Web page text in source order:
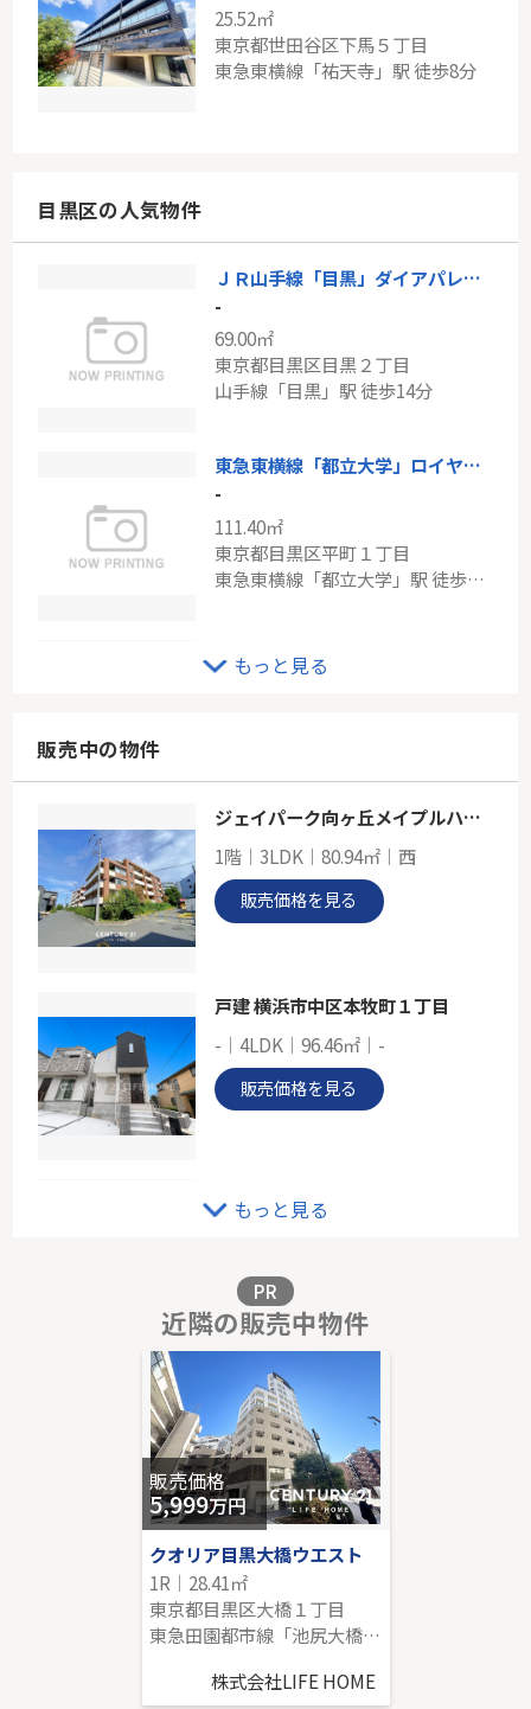
25.52㎡
東京都世田谷区下馬５丁目
東急東横線「祐天寺」駅 徒歩8分
目黒区の人気物件
ＪＲ山手線「目黒」ダイアパレスシェルトワレ目黒
-
69.00㎡
東京都目黒区目黒２丁目
山手線「目黒」駅 徒歩14分
東急東横線「都立大学」ロイヤルハウス都立大学
-
111.40㎡
東京都目黒区平町１丁目
東急東横線「都立大学」駅 徒歩3分
-
もっと見る
販売中の物件
ジェイパーク向ヶ丘メイプルハウス
1階｜3LDK｜80.94㎡｜西
販売価格を見る
戸建 横浜市中区本牧町１丁目
-｜4LDK｜96.46㎡｜-
販売価格を見る
販売価格を見る
溝の口ガーデンアクアス
8階｜3LDK｜79.20㎡｜南
販売価格を見る
もっと見る
PR
近隣の販売中物件
販売価格
5,999万円
クオリア目黒大橋ウエスト
1R｜28.41㎡
東京都目黒区大橋１丁目
東急田園都市線「池尻大橋」駅 徒歩5分
株式会社LIFE HOME